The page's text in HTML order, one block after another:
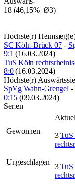
18 (46,15% Ø3)
Höchste(r) Heimsieg(e)
SC Köln-Brück 07 -
9:1 (16.03.2024)
TuS Köln
8:0 (16.03.2024)
Höchste(r)
SpVg Wahn-Grengel -
0:15 (09.03.2024)
Serien
Gewonnen
3
Ungeschlagen
3